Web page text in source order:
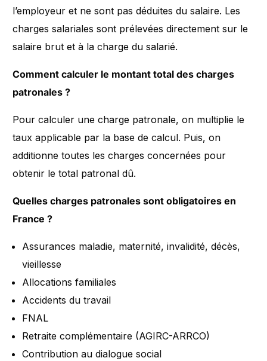
l’employeur et ne sont pas déduites du salaire. Les
charges salariales sont prélevées directement sur le
salaire brut et à la charge du salarié.
Comment calculer le montant total des charges
patronales ?
Pour calculer une charge patronale, on multiplie le
taux applicable par la base de calcul. Puis, on
additionne toutes les charges concernées pour
obtenir le total patronal dû.
Quelles charges patronales sont obligatoires en
France ?
Assurances maladie, maternité, invalidité, décès,
vieillesse
Allocations familiales
Accidents du travail
FNAL
Retraite complémentaire (AGIRC-ARRCO)
Contribution au dialogue social